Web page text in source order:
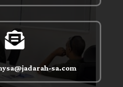

sa.com